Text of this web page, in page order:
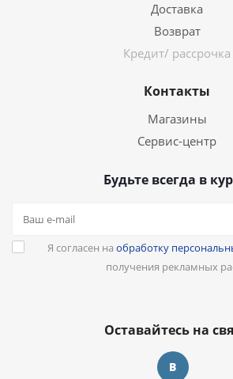
Доставка
Возврат
Кредит/ рассрочка
Контакты
Магазины
Сервис-центр
Будьте всегда в
Я согласен на обработку
получения рекламных
Оставайтесь на